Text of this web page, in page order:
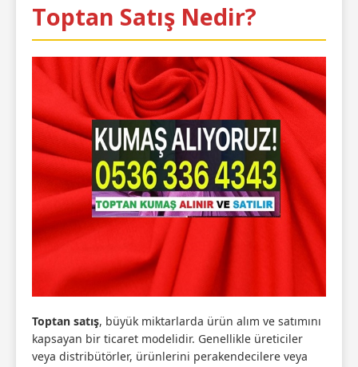
Toptan Satış Nedir?
Toptan satış, büyük miktarlarda ürün alım ve satımını
kapsayan bir ticaret modelidir. Genellikle üreticiler
veya distribütörler, ürünlerini perakendecilere veya